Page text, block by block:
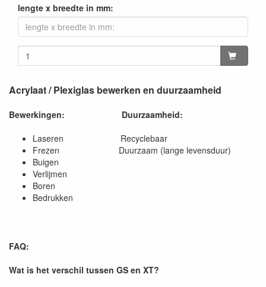
lengte x breedte in mm:
Acrylaat / Plexiglas bewerken en duurzaamheid
Bewerkingen:
Duurzaamheid:
Laseren Recyclebaar
Frezen Duurzaam (lange levensduur)
Buigen
Verlijmen
Boren
Bedrukken
FAQ:
Wat is het verschil tussen GS en XT?